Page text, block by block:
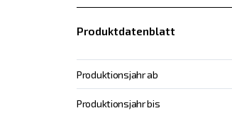
Produktdatenblatt
Produktionsjahr ab
Produktionsjahr bis